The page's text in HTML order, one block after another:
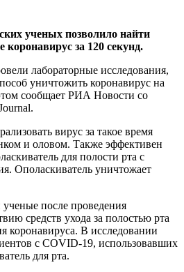
ученых позволило найти
за 120 секунд.
лабораторные исследования,
уничтожить коронавирус на
сообщает РИА Новости со
вирус за такое время
и оловом. Также эффективен
для полости рта с
Ополаскиватель уничтожает
после проведения
средств ухода за полостью рта
коронавируса. В исследовании
с COVID-19, использовавших
для рта.